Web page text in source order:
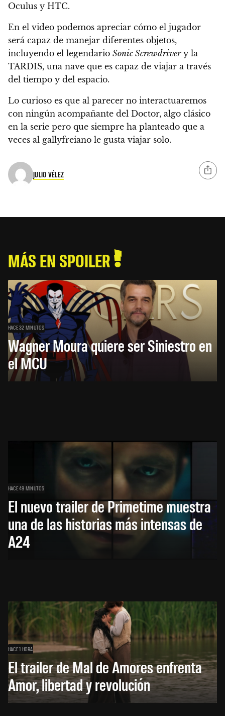
Oculus y HTC.
En el video podemos apreciar cómo el jugador
será capaz de manejar diferentes objetos,
incluyendo el legendario Sonic Screwdrivery la
TARDIS, una nave que es capaz de viajar a través
del tiempo y del espacio.
Lo curioso es que al parecer no interactuaremos
con ningún acompañante del Doctor, algo clásico
en la serie pero que siempre ha planteado que a
veces al gallyfreiano le gusta viajar solo.
JULIO VÉLEZ
MÁS EN SPOILER
HACE 32 MINUTOS
Wagner Moura quiere ser Siniestro en
el MCU
HACE 49 MINUTOS
El nuevo trailer de Primetime muestra
una de las historias más intensas de
A24
HACE 1 HORA
El trailer de Mal de Amores enfrenta
Amor, libertad y revolución